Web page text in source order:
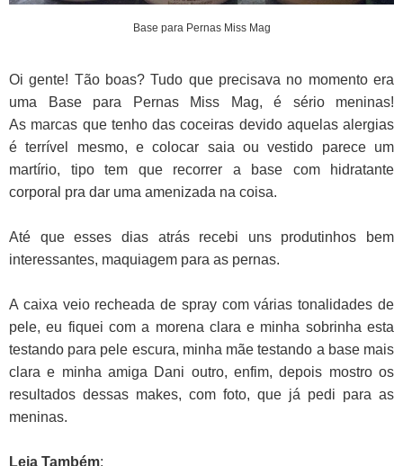
Base para Pernas Miss Mag
Oi gente! Tão boas? Tudo que precisava no momento era
uma Base para Pernas Miss Mag, é sério meninas!
As marcas que tenho das coceiras devido aquelas alergias
é terrível mesmo, e colocar saia ou vestido parece um
martírio, tipo tem que recorrer a base com hidratante
corporal pra dar uma amenizada na coisa.
Até que esses dias atrás recebi uns produtinhos bem
interessantes, maquiagem para as pernas.
A caixa veio recheada de spray com várias tonalidades de
pele, eu fiquei com a morena clara e minha sobrinha esta
testando para pele escura, minha mãe testando a base mais
clara e minha amiga Dani outro, enfim, depois mostro os
resultados dessas makes, com foto, que já pedi para as
meninas.
Leia Também: